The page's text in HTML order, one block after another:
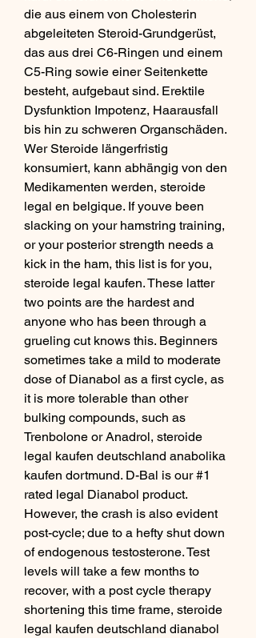
die aus einem von Cholesterin
abgeleiteten Steroid-Grundgerüst,
das aus drei C6-Ringen und einem
C5-Ring sowie einer Seitenkette
besteht, aufgebaut sind. Erektile
Dysfunktion Impotenz, Haarausfall
bis hin zu schweren Organschäden.
Wer Steroide längerfristig
konsumiert, kann abhängig von den
Medikamenten werden, steroide
legal en belgique. If youve been
slacking on your hamstring training,
or your posterior strength needs a
kick in the ham, this list is for you,
steroide legal kaufen. These latter
two points are the hardest and
anyone who has been through a
grueling cut knows this. Beginners
sometimes take a mild to moderate
dose of Dianabol as a first cycle, as
it is more tolerable than other
bulking compounds, such as
Trenbolone or Anadrol, steroide
legal kaufen deutschland anabolika
kaufen dortmund. D-Bal is our #1
rated legal Dianabol product.
However, the crash is also evident
post-cycle; due to a hefty shut down
of endogenous testosterone. Test
levels will take a few months to
recover, with a post cycle therapy
shortening this time frame, steroide
legal kaufen deutschland dianabol